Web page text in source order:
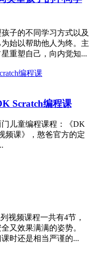
子的不同学习方式以及
始以帮助他人为终。主
重塑自己，向内觉知...
Scratch编程课
儿童编程课程：《DK
频课》，憨爸官方的定
视频课程一共有4节，
又效果满满的姿势。
时还是相当严谨的...